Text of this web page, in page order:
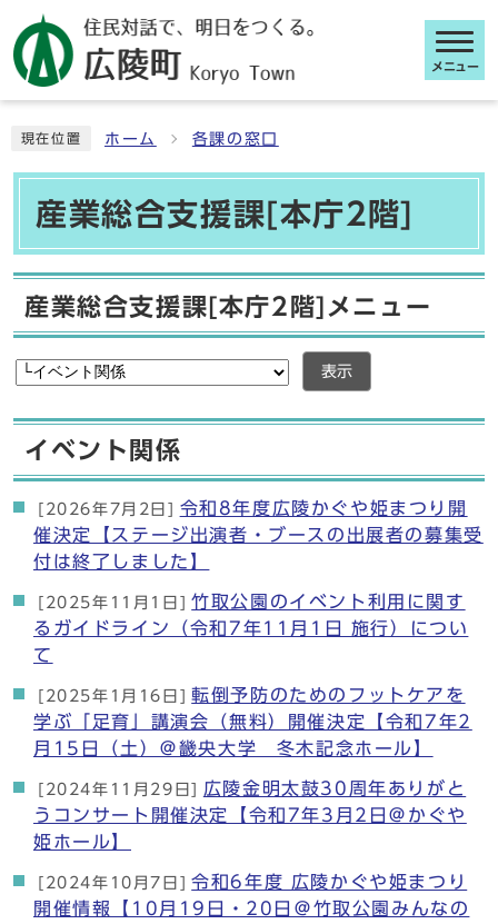
メニュー
現在位置 ホーム 各課の窓口
産業総合支援課[本庁2階]
産業総合支援課[本庁2階]メニュー
表示
イベント関係
[2026年7月2日] 令和8年度広陵かぐや姫まつり開
催決定【ステージ出演者・ブースの出展者の募集受
付は終了しました】
[2025年11月1日] 竹取公園のイベント利用に関す
るガイドライン（令和7年11月1日 施行）につい
て
[2025年1月16日] 転倒予防のためのフットケアを
学ぶ「足育」講演会（無料）開催決定【令和7年2
月15日（土）＠畿央大学 冬木記念ホール】
[2024年11月29日]
広陵金明太鼓30周年ありがと
うコンサート開催決定【令和7年3月2日＠かぐや
姫ホール】
[2024年10月7日] 令和6年度 広陵かぐや姫まつり
開催情報【10月19日・20日＠竹取公園みんなの